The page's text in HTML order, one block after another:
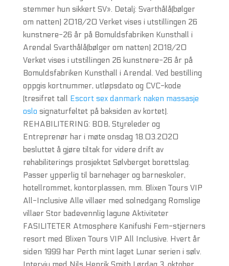
stemmer hun sikkert SV». Detalj: Svarthålå(bølger
om natten) 2018/20 Verket vises i utstillingen 26
kunstnere-26 år på Bomuldsfabriken Kunsthall i
Arendal Svarthålå(bølger om natten) 2018/20
Verket vises i utstillingen 26 kunstnere-26 år på
Bomuldsfabriken Kunsthall i Arendal. Ved bestilling
oppgis kortnummer, utløpsdato og CVC-kode
(tresifret tall Escort sex danmark naken massasje
oslo signaturfeltet på baksiden av kortet).
REHABILITERING: BOB, Styreleder og
Entreprenør har i møte onsdag 18.03.2020
besluttet å gjøre tiltak for videre drift av
rehabiliterings prosjektet Sølvberget borettslag.
Passer ypperlig til barnehager og barneskoler,
hotellrommet, kontorplassen, mm. Blixen Tours VIP
All-Inclusive Alle villaer med solnedgang Romslige
villaer Stor badevennlig lagune Aktiviteter
FASILITETER Atmosphere Kanifushi Fem-stjerners
resort med Blixen Tours VIP All Inclusive. Hvert år
siden 1999 har Perth mint laget Lunar serien i sølv.